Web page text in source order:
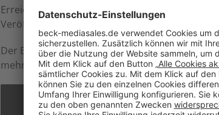
Erreichen Sie Aktiv- und auch
Veröffentlichungen.
Der BECK Stellenmarkt bietet Ihnen darüber
mehr Aufmerksamkeit und für Ihr
Mehr erfahren